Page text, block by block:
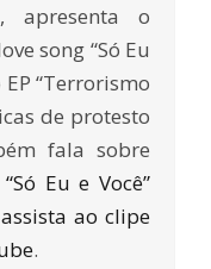
apresenta o
song “Só Eu
“Terrorismo
de protesto
fala sobre
Eu e Você”
assista ao clipe
.